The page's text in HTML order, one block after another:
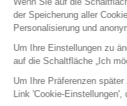
+33(0)3 80 23
LES SOURCES
5-Sterne-Hotel & 3
LES SOURCES
5-Sterne-Hotel & 3
LES SOURCES DE
5-Sterne Hotel